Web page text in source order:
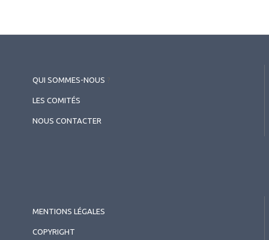
QUI SOMMES-NOUS
LES COMITÉS
NOUS CONTACTER
MENTIONS LÉGALES
COPYRIGHT